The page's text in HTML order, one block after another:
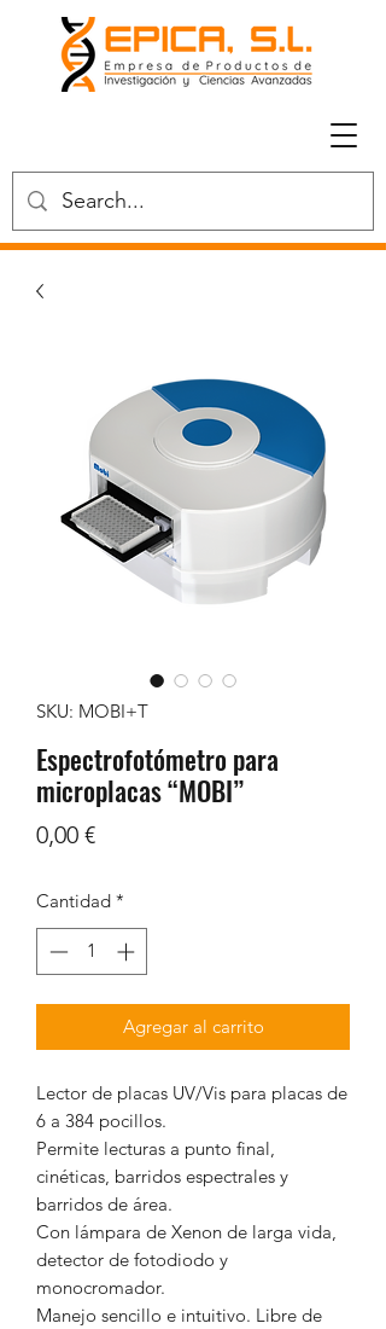
SKU: MOBI+T
Espectrofotómetro para
microplacas “MOBI”
0,00 €Precio
Cantidad *
Agregar al carrito
Lector de placas UV/Vis para placas de
6 a 384 pocillos.
Permite lecturas a punto final,
cinéticas, barridos espectrales y
barridos de área.
Con lámpara de Xenon de larga vida,
detector de fotodiodo y
monocromador.
Manejo sencillo e intuitivo. Libre de